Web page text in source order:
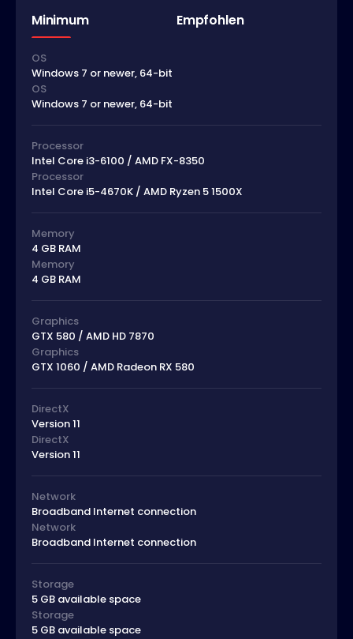
Minimum Empfohlen
OS
Windows 7 or newer, 64-bit
OS
Windows 7 or newer, 64-bit
Processor
Intel Core i3-6100 / AMD FX-8350
Processor
Intel Core i5-4670K / AMD Ryzen 5 1500X
Memory
4 GB RAM
Memory
4 GB RAM
Graphics
GTX 580 / AMD HD 7870
Graphics
GTX 1060 / AMD Radeon RX 580
DirectX
Version 11
DirectX
Version 11
Network
Broadband Internet connection
Network
Broadband Internet connection
Storage
5 GB available space
Storage
5 GB available space